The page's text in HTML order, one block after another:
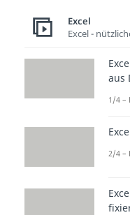
Zuerst
denen
willst.
Excel
Excel -
aus
1/4 –
2/4 –